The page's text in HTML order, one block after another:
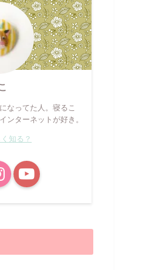
なってた人。寝るこ
ンターネットが好き。
知る？